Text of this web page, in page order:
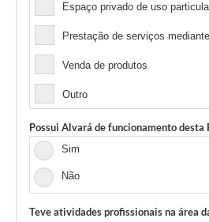
Espaço privado de uso
Prestação de serviços
Venda de produtos
Outro
Possui Alvará de funcionamento desta
Sim
Não
Teve atividades profissionais na área